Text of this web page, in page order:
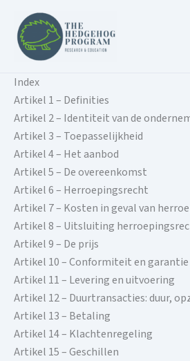
naar
inhoud
Index
Artikel 1 – Definities
Artikel 2 – Identiteit van de
Artikel 3 – Toepasselijkheid
Artikel 4 – Het aanbod
Artikel 5 – De overeenkomst
Artikel 6 – Herroepingsrecht
Artikel 7 – Kosten in geval van
Artikel 8 – Uitsluiting
Artikel 9 – De prijs
Artikel 10 – Conformiteit en garantie
Artikel 11 – Levering en uitvoering
Artikel 12 – Duurtransacties: duur,
Artikel 13 – Betaling
Artikel 14 – Klachtenregeling
Artikel 15 – Geschillen